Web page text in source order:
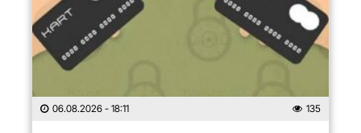
06.08.2026 - 18:11 135